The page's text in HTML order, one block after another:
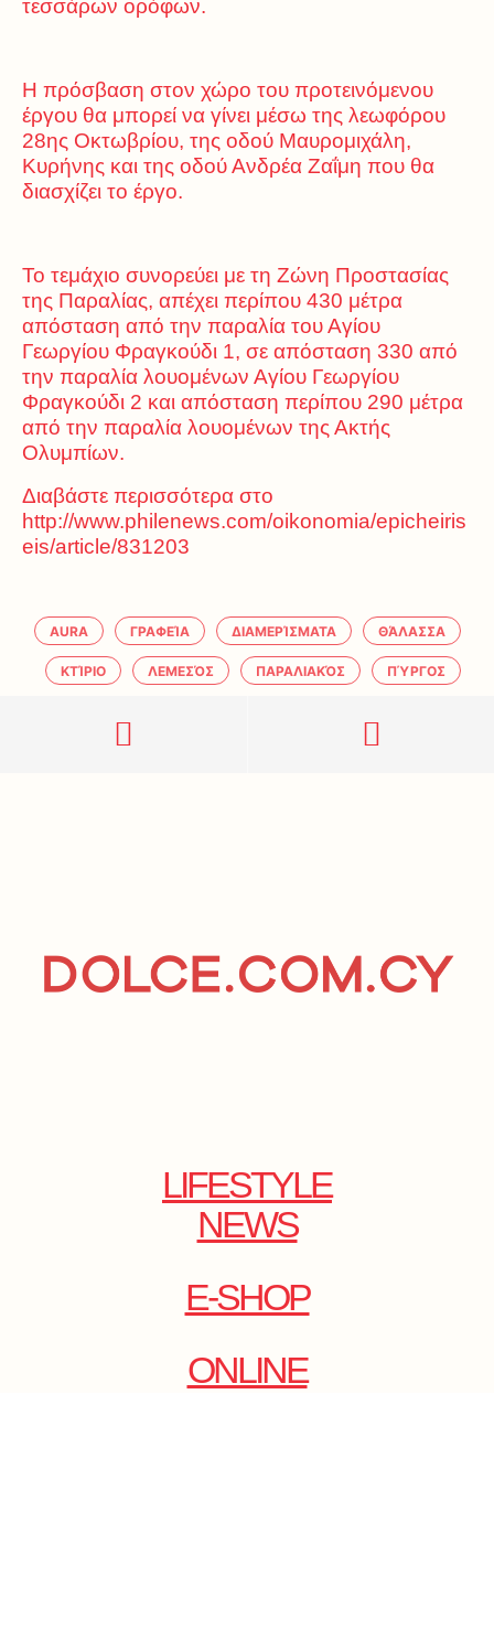
τεσσάρων ορόφων.
Η πρόσβαση στον χώρο του προτεινόμενου
έργου θα μπορεί να γίνει μέσω της λεωφόρου
28ης Οκτωβρίου, της οδού Μαυρομιχάλη,
Κυρήνης και της οδού Ανδρέα Ζαΐμη που θα
διασχίζει το έργο.
Το τεμάχιο συνορεύει με τη Ζώνη Προστασίας
της Παραλίας, απέχει περίπου 430 μέτρα
απόσταση από την παραλία του Αγίου
Γεωργίου Φραγκούδι 1, σε απόσταση 330 από
την παραλία λουομένων Αγίου Γεωργίου
Φραγκούδι 2 και απόσταση περίπου 290 μέτρα
από την παραλία λουομένων της Ακτής
Ολυμπίων.
Διαβάστε περισσότερα στο
http://www.philenews.com/oikonomia/epicheiris
eis/article/831203
AURA ΓΡΑΦΕΊΑ ΔΙΑΜΕΡΊΣΜΑΤΑ ΘΆΛΑΣΣΑ
ΚΤΊΡΙΟ ΛΕΜΕΣΌΣ ΠΑΡΑΛΙΑΚΌΣ ΠΎΡΓΟΣ
LIFESTYLE
NEWS
E-SHOP
ONLINE